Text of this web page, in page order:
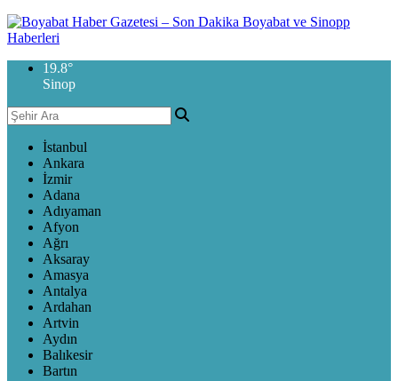
19.8°
Sinop
İstanbul
Ankara
İzmir
Adana
Adıyaman
Afyon
Ağrı
Aksaray
Amasya
Antalya
Ardahan
Artvin
Aydın
Balıkesir
Bartın